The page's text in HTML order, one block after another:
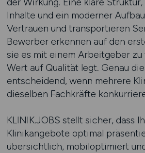
Inhalte und ein moderner
Vertrauen und transportieren
Bewerber erkennen auf den
sie es mit einem Arbeitgeber zu
Wert auf Qualität legt. Genau
entscheidend, wenn mehrere
dieselben Fachkräfte
KLINIK.JOBS stellt sicher, dass
Klinikangebote optimal
übersichtlich, mobiloptimiert